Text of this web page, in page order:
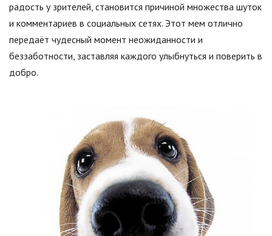
радость у зрителей, становится причиной множества шуток
и комментариев в социальных сетях. Этот мем отлично
передаёт чудесный момент неожиданности и
беззаботности, заставляя каждого улыбнуться и поверить в
добро.